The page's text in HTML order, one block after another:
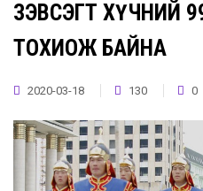
ЗЭВСЭГТ ХҮЧНИЙ 99
ТОХИОЖ БАЙНА
2020-03-18 130 0